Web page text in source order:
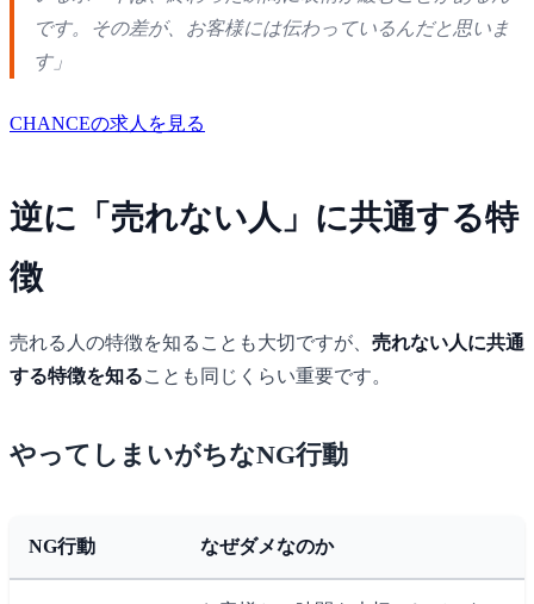
です。その差が、お客様には伝わっているんだと思いま
す」
CHANCEの求人を見る
逆に「売れない人」に共通する特
徴
売れる人の特徴を知ることも大切ですが、 売れない人に共通
する特徴を知ることも同じくらい重要です。
やってしまいがちなNG行動
NG行動 なぜダメなのか